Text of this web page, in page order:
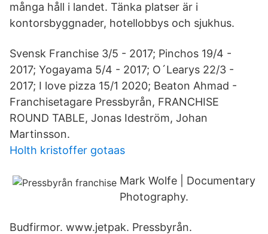
många håll i landet. Tänka platser är i
kontorsbyggnader, hotellobbys och sjukhus.
Svensk Franchise 3/5 - 2017; Pinchos 19/4 -
2017; Yogayama 5/4 - 2017; O´Learys 22/3 -
2017; I love pizza 15/1 2020; Beaton Ahmad -
Franchisetagare Pressbyrån, FRANCHISE
ROUND TABLE, Jonas Ideström, Johan
Martinsson.
Holth kristoffer gotaas
Mark Wolfe | Documentary
Photography.
Budfirmor. www.jetpak. Pressbyrån.